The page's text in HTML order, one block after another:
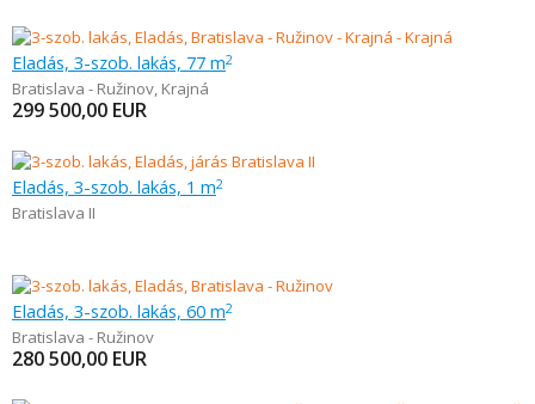
Eladás, 3-szob. lakás, 77 m2
Bratislava - Ružinov, Krajná
299 500,00 EUR
Eladás, 3-szob. lakás, 1 m2
Bratislava II
Eladás, 3-szob. lakás, 60 m2
Bratislava - Ružinov
280 500,00 EUR